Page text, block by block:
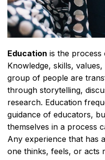
Education is the process
Knowledge, skills,
group of people are
through storytelling,
research. Education
guidance of educators,
themselves in a process
Any experience that has
one thinks, feels, or acts